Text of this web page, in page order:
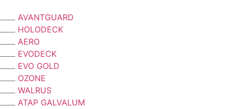
AVANTGUARD
HOLODECK
AERO
EVODECK
EVO GOLD
OZONE
WALRUS
ATAP GALVALUM